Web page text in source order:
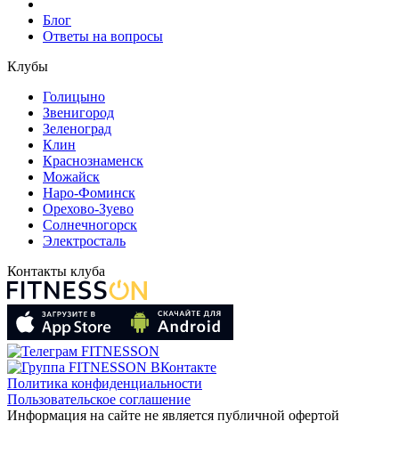
Блог
Ответы на вопросы
Клубы
Голицыно
Звенигород
Зеленоград
Клин
Краснознаменск
Можайск
Наро-Фоминск
Орехово-Зуево
Солнечногорск
Электросталь
Контакты клуба
Политика конфиденциальности
Пользовательское соглашение
Информация на сайте не является публичной офертой